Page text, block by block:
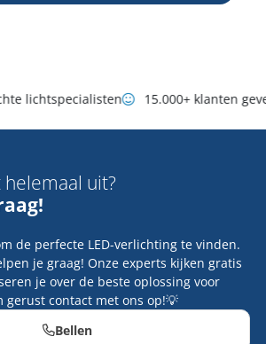
lichtspecialisten 15.000+ klanten
uit?
de perfecte LED-verlichting te vinden.
je graag! Onze experts kijken gratis
je over de beste oplossing voor
gerust contact met ons op!💡
Bellen